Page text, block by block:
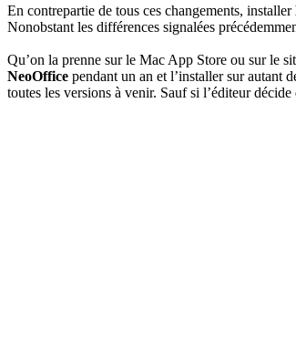
En contrepartie de tous ces changements, installer
Nonobstant les différences signalées
Qu’on la prenne sur le Mac App Store ou sur le
NeoOffice pendant un an et l’installer sur autant
toutes les versions à venir. Sauf si l’éditeur